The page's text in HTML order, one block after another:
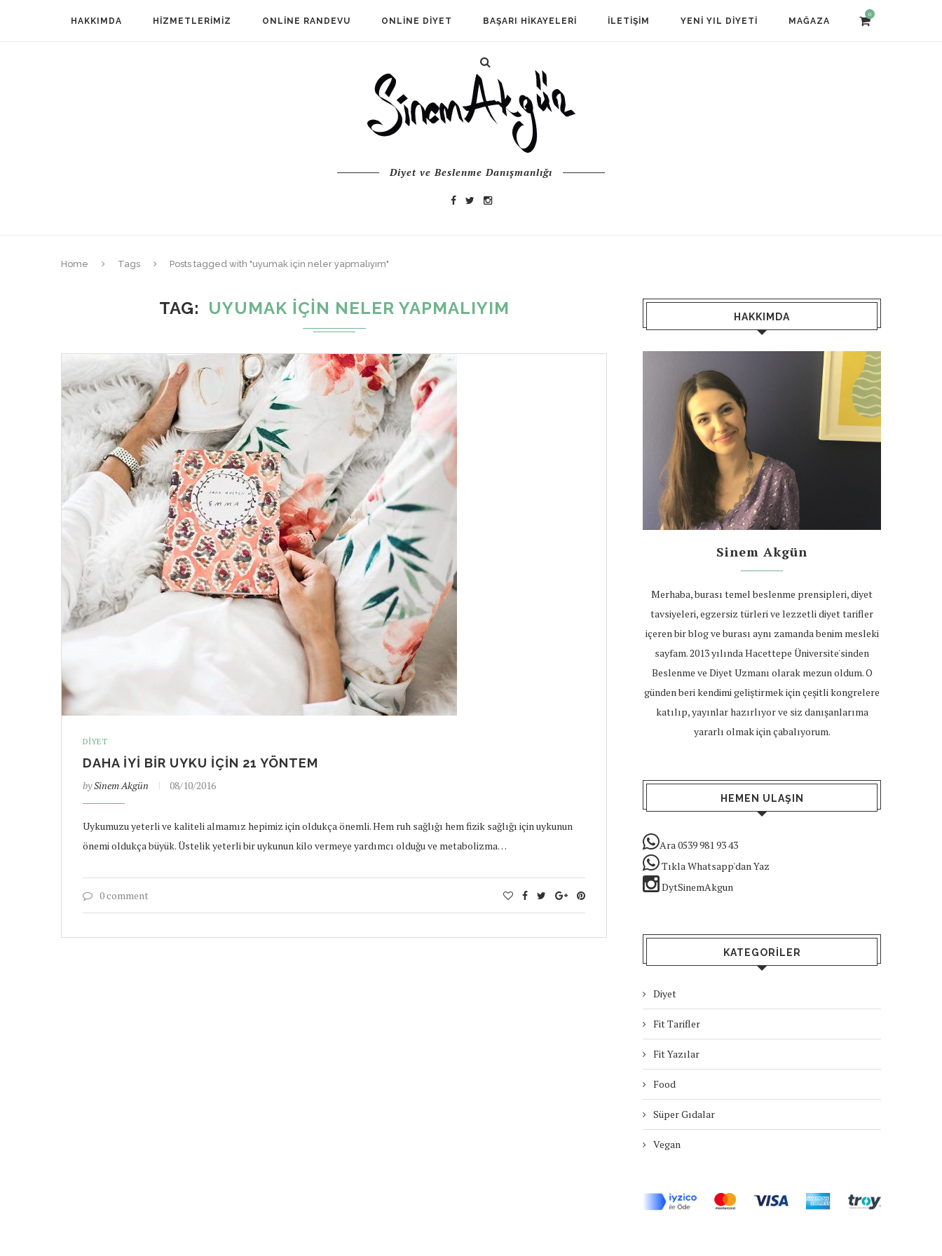
HAKKIMDA HIZMETLERIMIZ ONLINE RANDEVU ONLINE DIYET BAŞARI HIKAYELERI İLETIŞIM YENI YIL DIYETI MAĞAZA
0
Diyet ve Beslenme Danışmanlığı
Home Tags Posts tagged with "uyumak için neler yapmalıyım"
TAG UYUMAK IÇIN NELER YAPMALIYIM
DIYET
DAHA İYI BIR UYKU İÇIN 21 YÖNTEM
bySinem Akgün 08/10/2016
Uykumuzu yeterli ve kaliteli almamız hepimiz için oldukça önemli. Hem ruh sağlığı hem fizik sağlığı için uykunun
önemi oldukça büyük. Üstelik yeterli bir uykunun kilo vermeye yardımcı olduğu ve metabolizma…
0 comment
HAKKIMDA
Sinem Akgün
Merhaba, burası temel beslenme prensipleri, diyet
tavsiyeleri, egzersiz türleri ve lezzetli diyet tarifler
içeren bir blog ve burası aynı zamanda benim mesleki
sayfam. 2013 yılında Hacettepe Üniversite'sinden
Beslenme ve Diyet Uzmanı olarak mezun oldum. O
günden beri kendimi geliştirmek için çeşitli kongrelere
katılıp, yayınlar hazırlıyor ve siz danışanlarıma
yararlı olmak için çabalıyorum.
HEMEN ULAŞIN
Ara 0539 981 93 43
Tıkla Whatsapp'dan Yaz
DytSinemAkgun
KATEGORILER
Diyet
Fit Tarifler
Fit Yazılar
Food
Süper Gıdalar
Vegan